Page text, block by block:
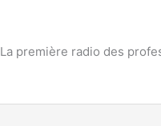
La première radio des